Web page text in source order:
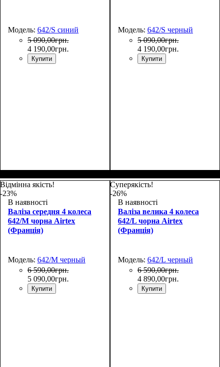
Модель: 642/S синий
5 090,00грн.
4 190,00грн.
Купити
55x37x20+5
Модель: 642/S черный
5 090,00грн.
4 190,00грн.
Купити
55x37x20+5
Відмінна якість!
-23%
В наявності
Валіза середня 4 колеса
642/M чорна Airtex
(Франція)
Модель: 642/M черный
6 590,00грн.
5 090,00грн.
Купити
Суперякість!
-26%
В наявності
Валіза велика 4 колеса
642/L чорна Airtex
(Франція)
Модель: 642/L черный
6 590,00грн.
4 890,00грн.
Купити